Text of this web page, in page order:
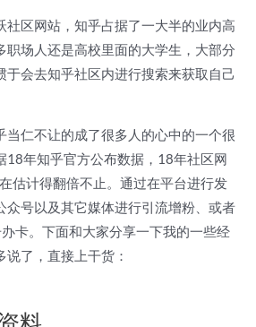
社区网站，知乎占据了一大半的业内高
职场人还是高校里面的大学生，大部分
于会去知乎社区内进行搜索来获取自己
当仁不让的成了很多人的心中的一个很
18年知乎官方公布数据，18年社区网
估计得翻倍不止。通过在平台进行发
众号以及其它媒体进行引流增粉、或者
卡。下面和大家分享一下我的一些经
了，直接上干货：